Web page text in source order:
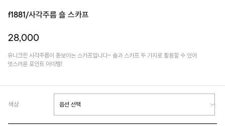
f1881/사각주름 숄 스카프
28,000
유니크한 사각주름이 돋보이는 스카프입니다~ 숄과 스카프 두 가지로 활용할 수 있어
멋스러운 포인트 아이템!
색상